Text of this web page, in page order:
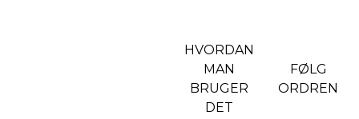
HVORDAN
MAN
BRUGER
DET
FØLG
ORDREN